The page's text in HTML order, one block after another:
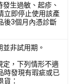
生過敏、起疹、
立即停止使用該產
後3個月內憑診斷
非試用期。
定，下列情形不適
時發現有瑕疵或已
貨：